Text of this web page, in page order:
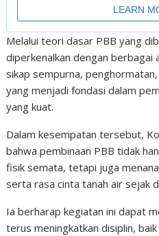
Melalui teori dasar PBB yang
diperkenalkan dengan berbagai
sikap sempurna,
yang menjadi fondasi dalam
yang kuat.
Dalam kesempatan tersebut,
bahwa pembinaan PBB tidak
fisik semata, tetapi juga
serta rasa cinta tanah air sejak
Ia berharap kegiatan ini dapat
terus meningkatkan disiplin,